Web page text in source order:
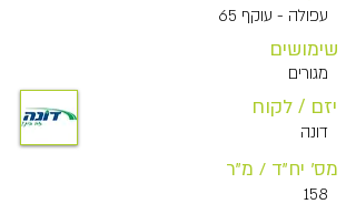
עפולה - עוקף 65
מגורים
שימושים
דונה
יזם / לקוח
158
מס' יח"ד / מ"ר